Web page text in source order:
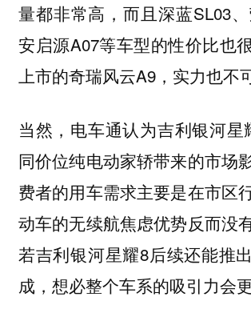
量都非常高，而且深蓝SL03
安启源A07等车型的性价比也
上市的奇瑞风云A9，实力也不
当然，电车通认为吉利银河星
同价位纯电动家轿带来的市场
费者的用车需求主要是在市区
动车的无续航焦虑优势反而没
若吉利银河星耀8后续还能推
成，想必整个车系的吸引力会更